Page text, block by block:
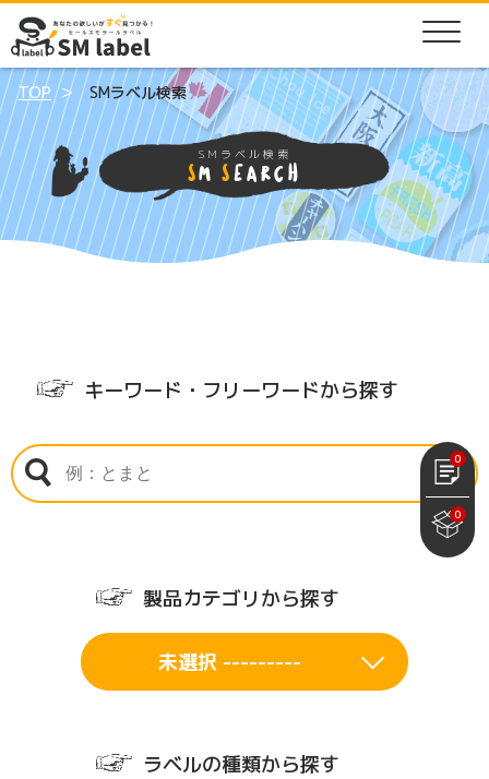
TOP SMラベル検索
SMラベル検索
SM SEARCH
0
0
キーワード・フリーワードから探す
製品カテゴリから探す
未選択 ---------
ラベルの種類から探す